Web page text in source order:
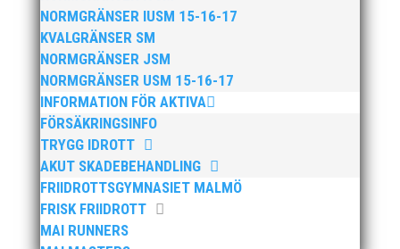
NORMGRÄNSER IUSM 15-16-17
KVALGRÄNSER SM
NORMGRÄNSER JSM
NORMGRÄNSER USM 15-16-17
INFORMATION FÖR AKTIVA
FÖRSÄKRINGSINFO
TRYGG IDROTT
AKUT SKADEBEHANDLING
FRIIDROTTSGYMNASIET MALMÖ
FRISK FRIIDROTT
MAI RUNNERS
Efter att årsmötet avslutats följde en kväll med
stipendieutdelning, mat och underhållning. Bilder
från denna del hittar ni i länken nedan. Stort tack till
Bengt Bendéus som möjliggjorde och generöst
finansierade denna del av kvällen. Fler bilder från
MAI:s Årsmöte...